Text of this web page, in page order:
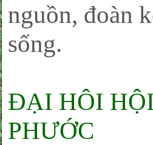
nguồn, đoàn
sống.
ĐẠI HÔI
PHƯỚC